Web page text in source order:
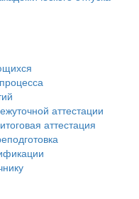
аттестации
аттестация